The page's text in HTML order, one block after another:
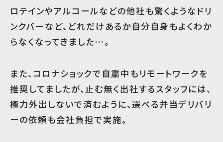
ロテインやアルコールなどの他社も驚くようなドリ
ンクバーなど、どれだけあるか自分自身もよくわか
らなくなってきました…。
また、コロナショックで自粛中もリモートワークを
推奨してましたが、止む無く出社するスタッフには、
極力外出しないで済むように、選べる弁当デリバリ
ーの依頼も会社負担で実施。